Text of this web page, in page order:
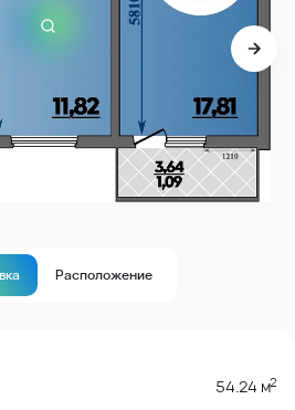
Расположение
54.24 м2